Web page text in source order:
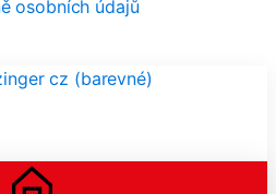
osobních údajů